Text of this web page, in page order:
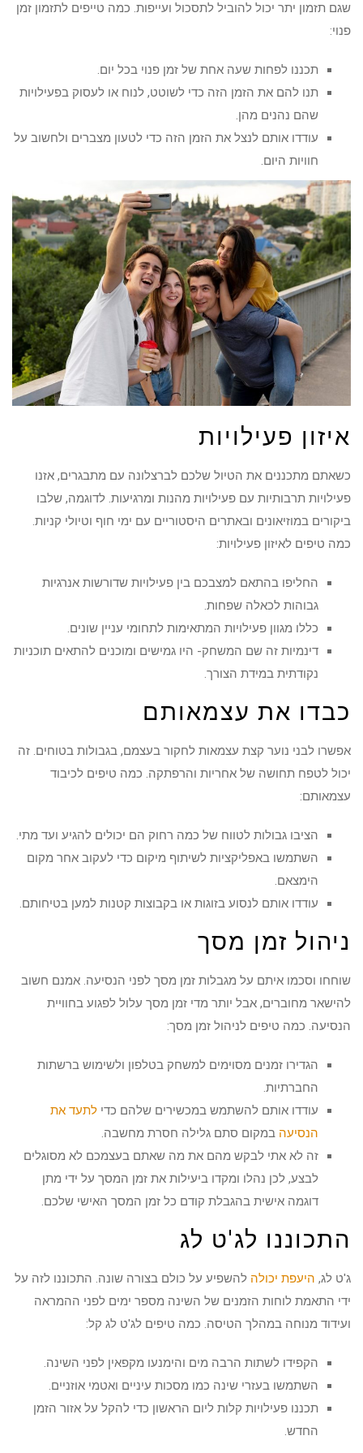
שגם תזמון יתר יכול להוביל לתסכול ועייפות. כמה טייפים לתזמון זמן
פנוי:
תכננו לפחות שעה אחת של זמן פנוי בכל יום.
תנו להם את הזמן הזה כדי לשוטט, לנוח או לעסוק בפעילויות
שהם נהנים מהן.
עודדו אותם לנצל את הזמן הזה כדי לטעון מצברים ולחשוב על
חוויות היום.
איזון פעילויות
כשאתם מתכננים את הטיול שלכם לברצלונה עם מתבגרים, אזנו
פעילויות תרבותיות עם פעילויות מהנות ומרגיעות. לדוגמה, שלבו
ביקורים במוזיאונים ובאתרים היסטוריים עם ימי חוף וטיולי קניות.
כמה טיפים לאיזון פעילויות:
החליפו בהתאם למצבכם בין פעילויות שדורשות אנרגיות
גבוהות לכאלה שפחות.
כללו מגוון פעילויות המתאימות לתחומי עניין שונים.
דינמיות זה שם המשחק- היו גמישים ומוכנים להתאים תוכניות
נקודתית במידת הצורך.
כבדו את עצמאותם
אפשרו לבני נוער קצת עצמאות לחקור בעצמם, בגבולות בטוחים. זה
יכול לטפח תחושה של אחריות והרפתקה. כמה טיפים לכיבוד
עצמאותם:
הציבו גבולות לטווח של כמה רחוק הם יכולים להגיע ועד מתי.
השתמשו באפליקציות לשיתוף מיקום כדי לעקוב אחר מקום
הימצאם.
עודדו אותם לנסוע בזוגות או בקבוצות קטנות למען בטיחותם.
ניהול זמן מסך
שוחחו וסכמו איתם על מגבלות זמן מסך לפני הנסיעה. אמנם חשוב
להישאר מחוברים, אבל יותר מדי זמן מסך עלול לפגוע בחוויית
הנסיעה. כמה טיפים לניהול זמן מסך:
הגדירו זמנים מסוימים למשחק בטלפון ולשימוש ברשתות
החברתיות.
עודדו אותם להשתמש במכשירים שלהם כדילתעד את
הנסיעהבמקום סתם גלילה חסרת מחשבה.
זה לא אתי לבקש מהם את מה שאתם בעצמכם לא מסוגלים
לבצע, לכן נהלו ומקדו ביעילות את זמן המסך על ידי מתן
דוגמה אישית בהגבלת קודם כל זמן המסך האישי שלכם.
התכוננו לג'ט לג
ג'ט לג,היעפת יכולהלהשפיע על כולם בצורה שונה. התכוננו לזה על
ידי התאמת לוחות הזמנים של השינה מספר ימים לפני ההמראה
ועידוד מנוחה במהלך הטיסה. כמה טיפים לג'ט לג קל:
הקפידו לשתות הרבה מים והימנעו מקפאין לפני השינה.
השתמשו בעזרי שינה כמו מסכות עיניים ואטמי אוזניים.
תכננו פעילויות קלות ליום הראשון כדי להקל על אזור הזמן
החדש.